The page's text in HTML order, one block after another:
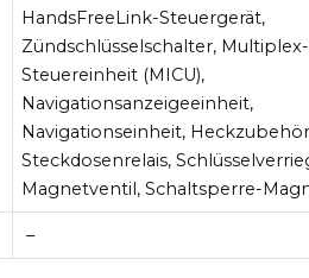
HandsFreeLink-Steuergerät,
Zündschlüsselschalter,
Steuereinheit (MICU),
Navigationsanzeigeeinheit,
Navigationseinheit,
Steckdosenrelais,
Magnetventil, Schaltsperre-
–